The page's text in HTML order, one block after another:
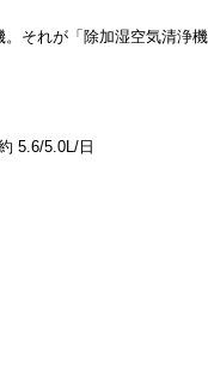
それが「除加湿空気清浄機
5.6/5.0L/日